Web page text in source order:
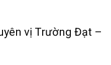
vị Trường Đạt –